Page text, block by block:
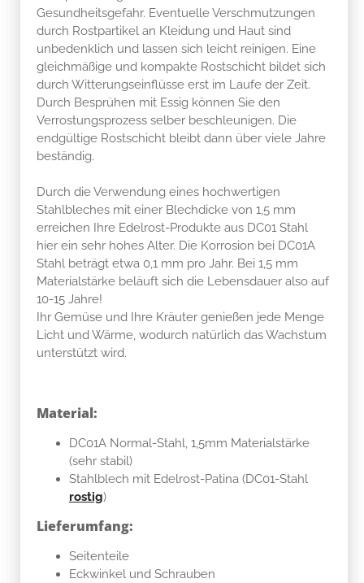
Gesundheitsgefahr. Eventuelle Verschmutzungen
durch Rostpartikel an Kleidung und Haut sind
unbedenklich und lassen sich leicht reinigen. Eine
gleichmäßige und kompakte Rostschicht bildet sich
durch Witterungseinflüsse erst im Laufe der Zeit.
Durch Besprühen mit Essig können Sie den
Verrostungsprozess selber beschleunigen. Die
endgültige Rostschicht bleibt dann über viele Jahre
beständig.
Durch die Verwendung eines hochwertigen
Stahlbleches mit einer Blechdicke von 1,5 mm
erreichen Ihre Edelrost-Produkte aus DC01 Stahl
hier ein sehr hohes Alter. Die Korrosion bei DC01A
Stahl beträgt etwa 0,1 mm pro Jahr. Bei 1,5 mm
Materialstärke beläuft sich die Lebensdauer also auf
10-15 Jahre!
Ihr Gemüse und Ihre Kräuter genießen jede Menge
Licht und Wärme, wodurch natürlich das Wachstum
unterstützt wird.
Material:
DC01A Normal-Stahl, 1,5mm Materialstärke
(sehr stabil)
Stahlblech mit Edelrost-Patina (DC01-Stahl
rostig)
Lieferumfang:
Seitenteile
Eckwinkel und Schrauben